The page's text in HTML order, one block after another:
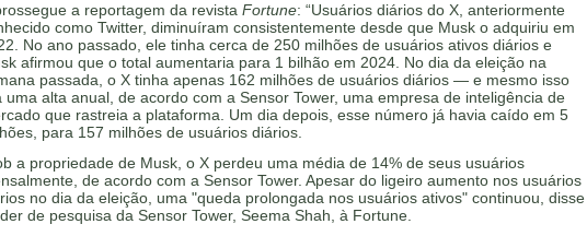
a reportagem da revista Fortune: “Usuários diários do X, anteriormente
como Twitter, diminuíram consistentemente desde que Musk o adquiriu em
No ano passado, ele tinha cerca de 250 milhões de usuários ativos diários e
afirmou que o total aumentaria para 1 bilhão em 2024. No dia da eleição na
passada, o X tinha apenas 162 milhões de usuários diários — e mesmo isso
uma alta anual, de acordo com a Sensor Tower, uma empresa de inteligência de
que rastreia a plataforma. Um dia depois, esse número já havia caído em 5
para 157 milhões de usuários diários.
a propriedade de Musk, o X perdeu uma média de 14% de seus usuários
de acordo com a Sensor Tower. Apesar do ligeiro aumento nos usuários
no dia da eleição, uma "queda prolongada nos usuários ativos" continuou, disse
de pesquisa da Sensor Tower, Seema Shah, à Fortune.